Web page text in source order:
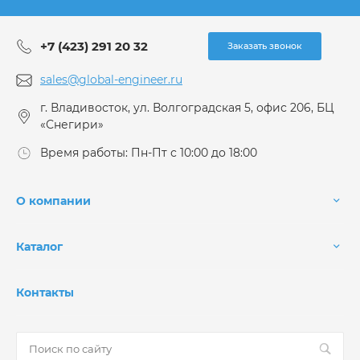
+7 (423) 291 20 32 Заказать звонок
sales@global-engineer.ru
г. Владивосток, ул. Волгоградская 5, офис 206, БЦ
«Снегири»
Время работы: Пн-Пт с 10:00 до 18:00
О компании
Каталог
Контакты